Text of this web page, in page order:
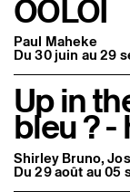
OOLOI
Paul Maheke
Du 30 juin au 29
Up in
bleu ? -
Shirley Bruno,
Du 29 août au 05